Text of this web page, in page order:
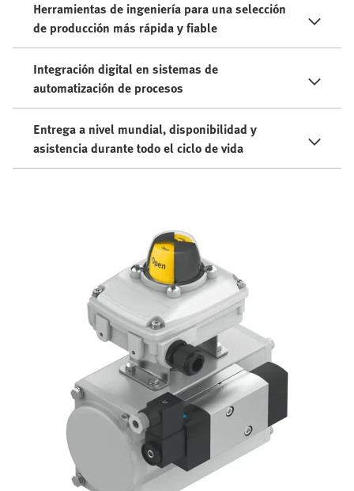
Herramientas de ingeniería para una selección
de producción más rápida y fiable
Integración digital en sistemas de
automatización de procesos
Entrega a nivel mundial, disponibilidad y
asistencia durante todo el ciclo de vida